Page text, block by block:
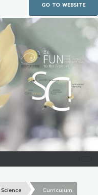
GO TO WEBSITE
Curriculum